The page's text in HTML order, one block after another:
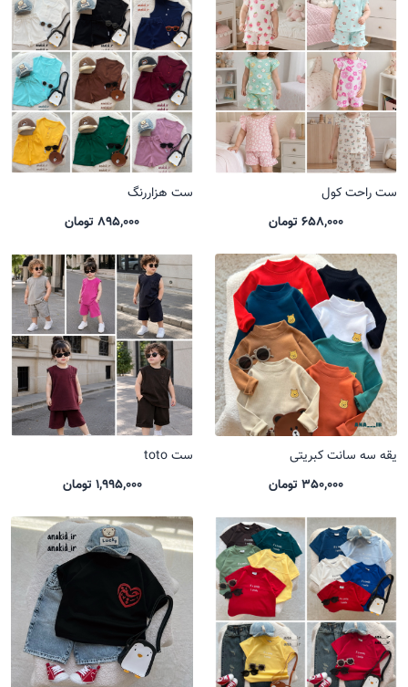
ست راحت کول
658,000 تومان
ست هزاررنگ
895,000 تومان
یقه سه سانت کبریتی
350,000 تومان
ست toto
1,995,000 تومان